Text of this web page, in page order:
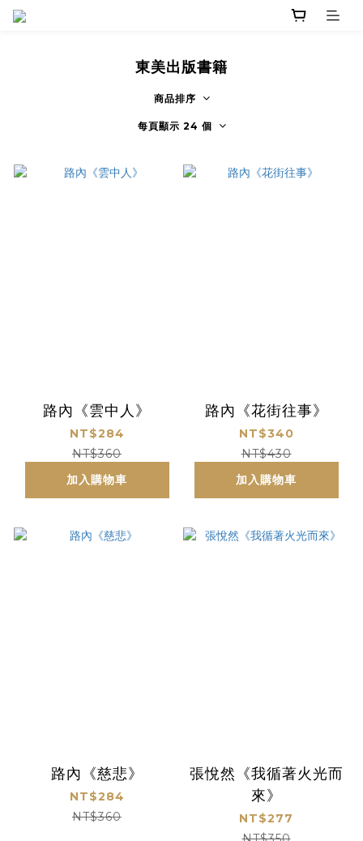
東美出版書籍
商品排序
每頁顯示 24 個
路內《雲中人》
NT$284
NT$360
加入購物車
路內《花街往事》
NT$340
NT$430
加入購物車
路內《慈悲》
NT$284
NT$360
張悅然《我循著火光而
來》
NT$277